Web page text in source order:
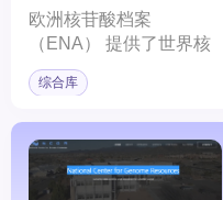
Archive
欧洲核苷酸档案
（ENA） 提供了世界核
苷酸测序信息的全面记
录，涵盖原始测序数据、
释。
综合库